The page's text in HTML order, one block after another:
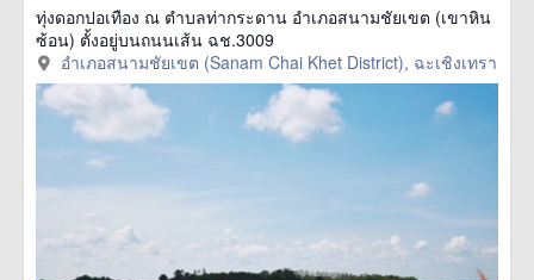
ทุ่งดอกปอเทือง ณ ตำบลท่ากระดาน อำเภอสนามชัยเขต (เขาหิน
ซ้อน) ตั้งอยู่บนถนนเส้น ฉช.3009
อำเภอสนามชัยเขต (Sanam Chai Khet District), ฉะเชิงเทรา